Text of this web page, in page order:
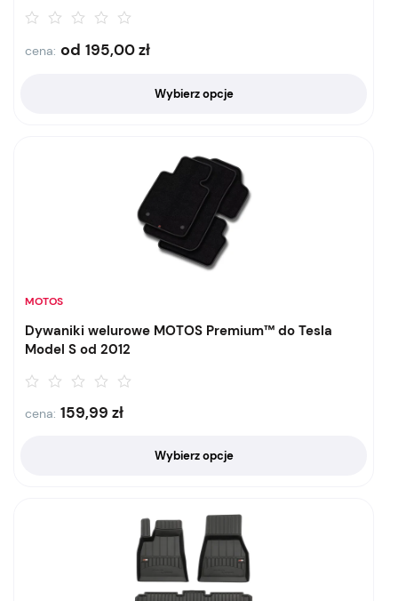
cena: od 195,00zł
Wybierz opcje
MOTOS
Dywaniki welurowe MOTOS Premium™ do Tesla
Model S od 2012
cena: 159,99 zł
Wybierz opcje